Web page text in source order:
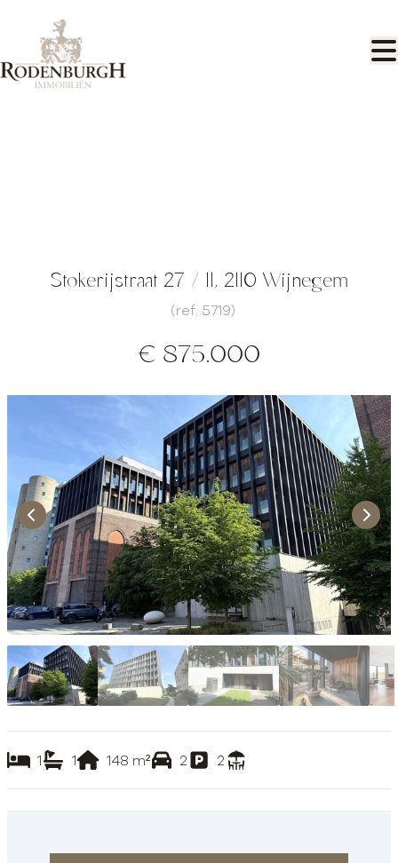
Stokerijstraat 27 / 11, 2110 Wijnegem
(ref. 5719)
€ 875.000
1 1 148 m² 2 2